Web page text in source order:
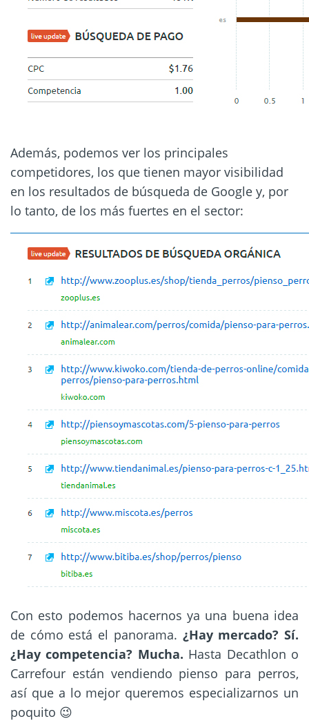
Además, podemos ver los principales
competidores, los que tienen mayor visibilidad
en los resultados de búsqueda de Google y, por
lo tanto, de los más fuertes en el sector:
Con esto podemos hacernos ya una buena idea
de cómo está el panorama. ¿Hay mercado? Sí.
¿Hay competencia? Mucha. Hasta Decathlon o
Carrefour están vendiendo pienso para perros,
así que a lo mejor queremos especializarnos un
poquito 😉